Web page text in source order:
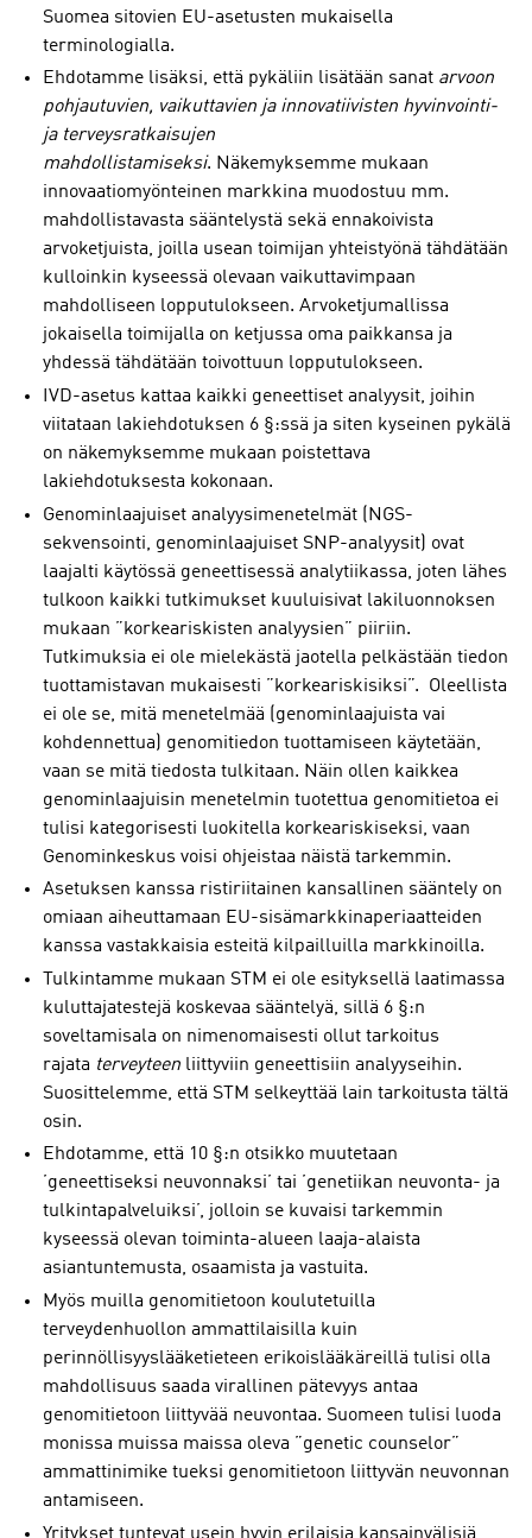
Suomea sitovien EU-asetusten mukaisella
terminologialla.
Ehdotamme lisäksi, että pykäliin lisätään sanat arvoon
pohjautuvien, vaikuttavien ja innovatiivisten hyvinvointi-
ja terveysratkaisujen
mahdollistamiseksi. Näkemyksemme mukaan
innovaatiomyönteinen markkina muodostuu mm.
mahdollistavasta sääntelystä sekä ennakoivista
arvoketjuista, joilla usean toimijan yhteistyönä tähdätään
kulloinkin kyseessä olevaan vaikuttavimpaan
mahdolliseen lopputulokseen. Arvoketjumallissa
jokaisella toimijalla on ketjussa oma paikkansa ja
yhdessä tähdätään toivottuun lopputulokseen.
IVD-asetus kattaa kaikki geneettiset analyysit, joihin
viitataan lakiehdotuksen 6 §:ssä ja siten kyseinen pykälä
on näkemyksemme mukaan poistettava
lakiehdotuksesta kokonaan.
Genominlaajuiset analyysimenetelmät (NGS-
sekvensointi, genominlaajuiset SNP-analyysit) ovat
laajalti käytössä geneettisessä analytiikassa, joten lähes
tulkoon kaikki tutkimukset kuuluisivat lakiluonnoksen
mukaan ”korkeariskisten analyysien” piiriin.
Tutkimuksia ei ole mielekästä jaotella pelkästään tiedon
tuottamistavan mukaisesti ”korkeariskisiksi”. Oleellista
ei ole se, mitä menetelmää (genominlaajuista vai
kohdennettua) genomitiedon tuottamiseen käytetään,
vaan se mitä tiedosta tulkitaan. Näin ollen kaikkea
genominlaajuisin menetelmin tuotettua genomitietoa ei
tulisi kategorisesti luokitella korkeariskiseksi, vaan
Genominkeskus voisi ohjeistaa näistä tarkemmin.
Asetuksen kanssa ristiriitainen kansallinen sääntely on
omiaan aiheuttamaan EU-sisämarkkinaperiaatteiden
kanssa vastakkaisia esteitä kilpailluilla markkinoilla.
Tulkintamme mukaan STM ei ole esityksellä laatimassa
kuluttajatestejä koskevaa sääntelyä, sillä 6 §:n
soveltamisala on nimenomaisesti ollut tarkoitus
rajata terveyteen liittyviin geneettisiin analyyseihin.
Suosittelemme, että STM selkeyttää lain tarkoitusta tältä
osin.
Ehdotamme, että 10 §:n otsikko muutetaan
’geneettiseksi neuvonnaksi’ tai ’genetiikan neuvonta- ja
tulkintapalveluiksi’, jolloin se kuvaisi tarkemmin
kyseessä olevan toiminta-alueen laaja-alaista
asiantuntemusta, osaamista ja vastuita.
Myös muilla genomitietoon koulutetuilla
terveydenhuollon ammattilaisilla kuin
perinnöllisyyslääketieteen erikoislääkäreillä tulisi olla
mahdollisuus saada virallinen pätevyys antaa
genomitietoon liittyvää neuvontaa. Suomeen tulisi luoda
monissa muissa maissa oleva ”genetic counselor”
ammattinimike tueksi genomitietoon liittyvän neuvonnan
antamiseen.
Yritykset tuntevat usein hyvin erilaisia kansainvälisiä